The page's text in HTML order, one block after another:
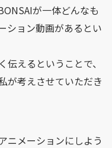
が一体どんなも
ション動画があるとい
えるということで、
が考えさせていただき
ニメーションにしよう